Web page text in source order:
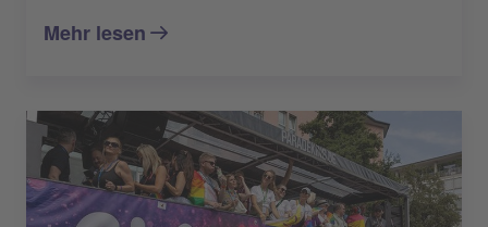
Mehr lesen